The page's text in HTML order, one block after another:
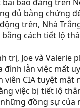
đủ bằng chứng
trên, Nhà
cách tiết lộ
trị, Joe và Valerie
đình lẫn việc mất
CIA tuyệt mật
việc bị tiết lộ
đồng sự của